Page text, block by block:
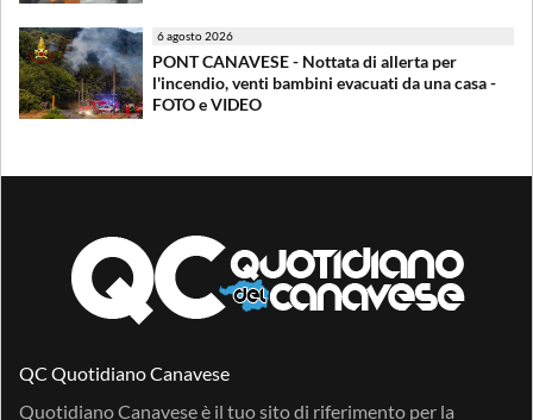
6 agosto 2026
PONT CANAVESE - Nottata di allerta per
l'incendio, venti bambini evacuati da una casa -
FOTO e VIDEO
QC Quotidiano Canavese
Quotidiano Canavese è il tuo sito di riferimento per la